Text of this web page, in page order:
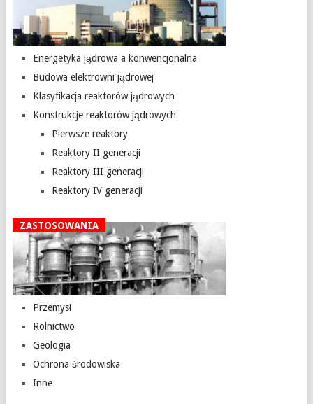
Energetyka jądrowa a konwencjonalna
Budowa elektrowni jądrowej
Klasyfikacja reaktorów jądrowych
Konstrukcje reaktorów jądrowych
Pierwsze reaktory
Reaktory II generacji
Reaktory III generacji
Reaktory IV generacji
ZASTOSOWANIA
Przemysł
Rolnictwo
Geologia
Ochrona środowiska
Inne